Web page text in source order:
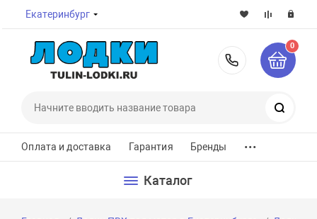
Екатеринбург
8-800-
0
Оплата и доставка Гарантия Бренды ...
Каталог